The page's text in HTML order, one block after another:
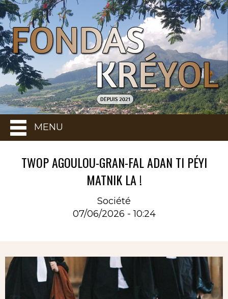
MENU
TWOP AGOULOU-GRAN-FAL ADAN TI PÉYI
MATNIK LA !
Société
07/06/2026 - 10:24